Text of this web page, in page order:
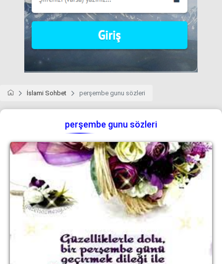
İslami Sohbet perşembe gunu sözleri
perşembe gunu sözleri